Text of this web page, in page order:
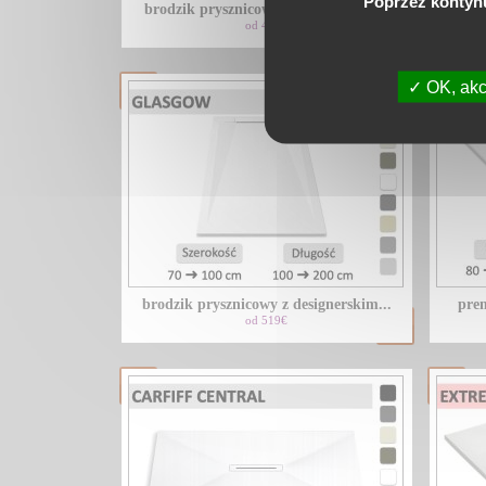
brodzik prysznicowy z odplywem w...
od 473€
brodzik prysznicowy z designerskim...
od 519€
OK,